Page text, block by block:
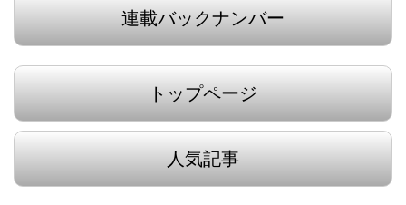
連載バックナンバー
トップページ
人気記事